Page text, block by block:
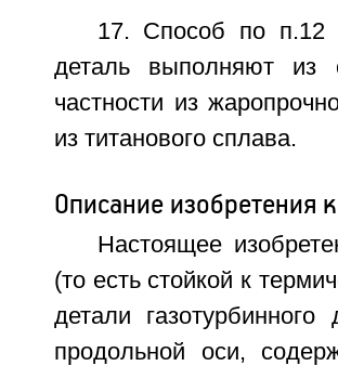
17. Способ по п.12
деталь выполняют из
частности из
из титанового сплава.
Описание изобретения
Настоящее
(то есть стойкой к
детали
продольной оси,